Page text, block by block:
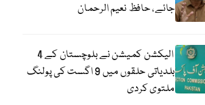
جائے، حافظ نعیم الرحمان
الیکشن کمیشن نے بلوچستان کے 4
بلدیاتی حلقوں میں 9 اگست کی پولنگ
ملتوی کردی